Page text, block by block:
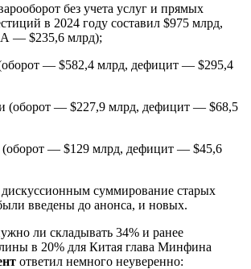
без учета услуг и прямых
в 2024 году составил $975 млрд,
— $235,6 млрд);
— $582,4 млрд, дефицит — $295,4
(оборот — $227,9 млрд, дефицит — $68,5
— $129 млрд, дефицит — $45,6
дискуссионным суммирование старых
введены до анонса, и новых.
ли складывать 34% и ранее
в 20% для Китая глава Минфина
ответил немного неуверенно: